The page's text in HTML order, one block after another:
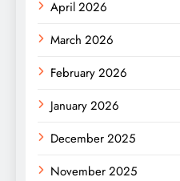
April 2026
March 2026
February 2026
January 2026
December 2025
November 2025